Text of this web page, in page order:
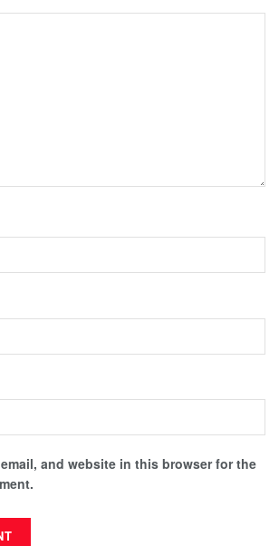
and website in this browser for the